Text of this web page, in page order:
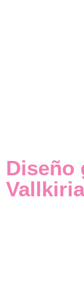
Diseño